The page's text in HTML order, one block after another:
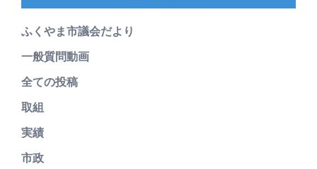
ふくやま市議会だより
一般質問動画
全ての投稿
取組
実績
市政